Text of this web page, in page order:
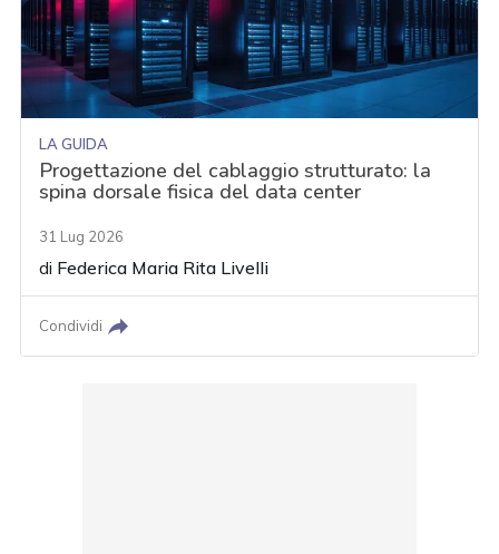
LA GUIDA
Progettazione del cablaggio strutturato: la
spina dorsale fisica del data center
31 Lug 2026
di Federica Maria Rita Livelli
Condividi